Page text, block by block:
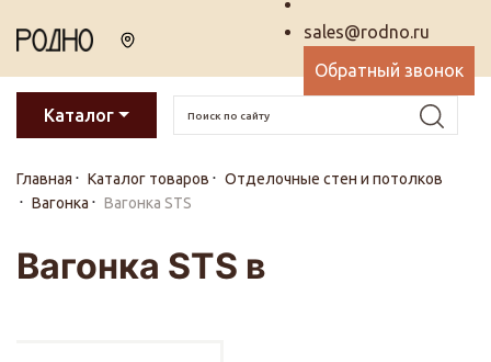
sales@rodno.ru
Обратный звонок
Каталог
Главная Каталог товаров
Отделочные стен и потолков
Вагонка
Вагонка STS
Вагонка STS в